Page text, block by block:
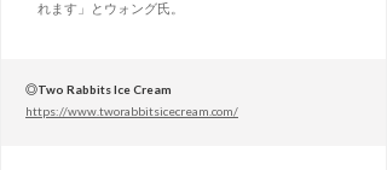
れます」とウォング氏。
◎Two Rabbits Ice Cream
https://www.tworabbitsicecream.com/